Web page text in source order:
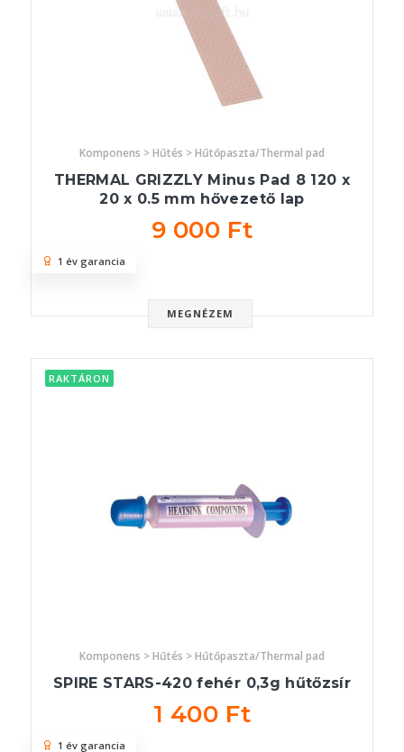
Komponens > Hűtés > Hűtőpaszta/Thermal pad
THERMAL GRIZZLY Minus Pad 8 120 x
20 x 0.5 mm hővezető lap
9 000 Ft
MEGNÉZEM
1 év garancia
RAKTÁRON
Komponens > Hűtés > Hűtőpaszta/Thermal pad
SPIRE STARS-420 fehér 0,3g hűtőzsír
1 400 Ft
1 év garancia